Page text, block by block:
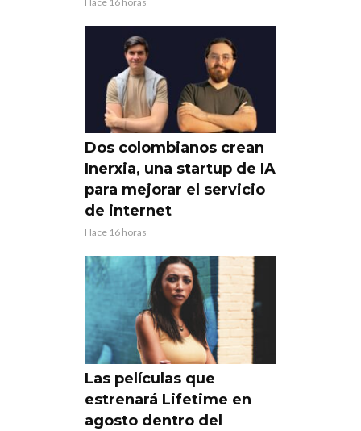
Dos colombianos crean
Inerxia, una startup de IA
para mejorar el servicio
de internet
Hace 16 horas
Las películas que
estrenará Lifetime en
agosto dentro del